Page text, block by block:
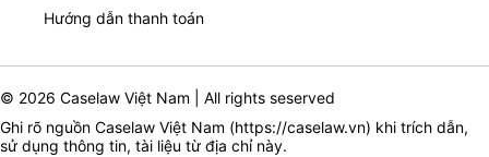
Hướng dẫn thanh toán
© 2026 Caselaw Việt Nam | All rights seserved
Ghi rõ nguồn Caselaw Việt Nam (https://caselaw.vn) khi trích dẫn,
sử dụng thông tin, tài liệu từ địa chỉ này.